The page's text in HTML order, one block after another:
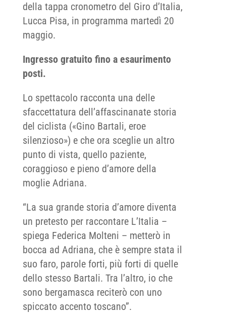
della tappa cronometro del Giro d’Italia,
Lucca Pisa, in programma martedì 20
maggio.
Ingresso gratuito fino a esaurimento
posti.
Lo spettacolo racconta una delle
sfaccettatura dell’affascinanate storia
del ciclista («Gino Bartali, eroe
silenzioso») e che ora sceglie un altro
punto di vista, quello paziente,
coraggioso e pieno d’amore della
moglie Adriana.
“La sua grande storia d’amore diventa
un pretesto per raccontare L’Italia –
spiega Federica Molteni – metterò in
bocca ad Adriana, che è sempre stata il
suo faro, parole forti, più forti di quelle
dello stesso Bartali. Tra l’altro, io che
sono bergamasca reciterò con uno
spiccato accento toscano”.